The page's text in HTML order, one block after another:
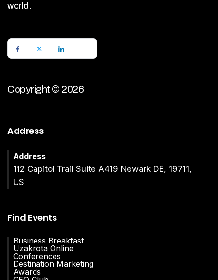
world.
Copyright © 2026
Address
Address
112 Capitol Trail Suite A419 Newark DE, 19711,
US
Find Events
Business Breakfast
Uzakrota Online
Conferences
Destination Marketing
Awards